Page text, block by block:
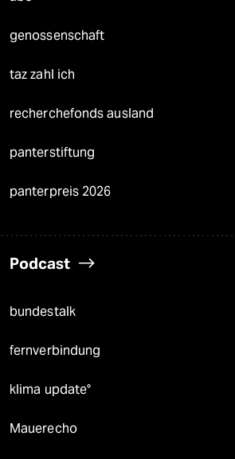
genossenschaft
taz zahl ich
recherchefonds ausland
panterstiftung
panterpreis 2026
Podcast
bundestalk
fernverbindung
klima update°
Mauerecho